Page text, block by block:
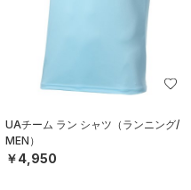
UAチーム ラン シャツ（ランニング/
MEN）
￥4,950